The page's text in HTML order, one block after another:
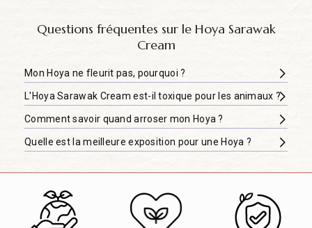
Questions fréquentes sur le Hoya Sarawak
Cream
Mon Hoya ne fleurit pas, pourquoi ?
L'Hoya Sarawak Cream est-il toxique pour les animaux ?
Comment savoir quand arroser mon Hoya ?
Quelle est la meilleure exposition pour une Hoya ?